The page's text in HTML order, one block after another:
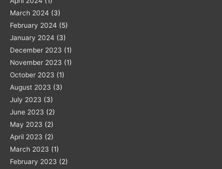
March 2024 (3)
February 2024 (5)
January 2024 (3)
December 2023 (1)
November 2023 (1)
October 2023 (1)
August 2023 (3)
July 2023 (3)
June 2023 (2)
May 2023 (2)
April 2023 (2)
March 2023 (1)
February 2023 (2)